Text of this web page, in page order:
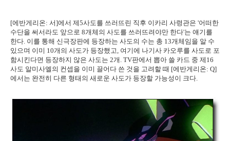
[에반게리온: 서]에서 제5사도를 쓰러뜨린 직후 이카리 사령관은 '어떠한
수단을 써서라도 앞으로 8개체의 사도를 쓰러뜨려야만 한다'는 얘기를
한다. 이를 통해 신극장판에 등장하는 사도의 수는 총 13개체임을 알 수
있으며 이미 10개의 사도가 등장했고, 여기에 나기사 카오루를 사도로 포
함시킨다면 등장하지 않은 사도는 2개. TV판에서 뽑아 쓸 카드 중 제16
사도 알미사엘의 컨셉을 이미 끌어다 쓴 것을 고려할 때 [에반게리온: Q]
에서는 완전히 다른 형태의 새로운 사도가 등장할 가능성이 크다.